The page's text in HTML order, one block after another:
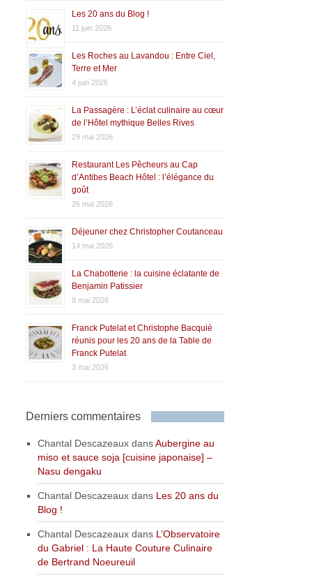
Les 20 ans du Blog !
11 juin 2026
Les Roches au Lavandou : Entre Ciel,
Terre et Mer
4 juin 2026
La Passagère : L’éclat culinaire au cœur
de l’Hôtel mythique Belles Rives
29 mai 2026
Restaurant Les Pêcheurs au Cap
d’Antibes Beach Hôtel : l’élégance du
goût
26 mai 2026
Déjeuner chez Christopher Coutanceau
14 mai 2026
La Chabotterie : la cuisine éclatante de
Benjamin Patissier
8 mai 2026
Franck Putelat et Christophe Bacquié
réunis pour les 20 ans de la Table de
Franck Putelat
3 mai 2026
Derniers commentaires
Chantal Descazeaux dansAubergine au
miso et sauce soja [cuisine japonaise] –
Nasu dengaku
Chantal Descazeaux dans Les 20 ans du
Blog !
Chantal Descazeaux dans L’Observatoire
du Gabriel : La Haute Couture Culinaire
de Bertrand Noeureuil